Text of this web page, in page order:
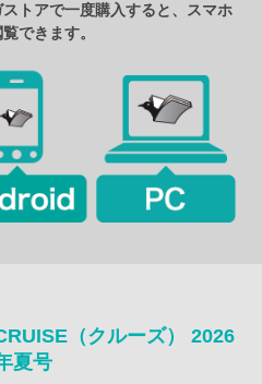
トアで一度購入すると、スマホ
できます。
（クルーズ） 2026
夏号